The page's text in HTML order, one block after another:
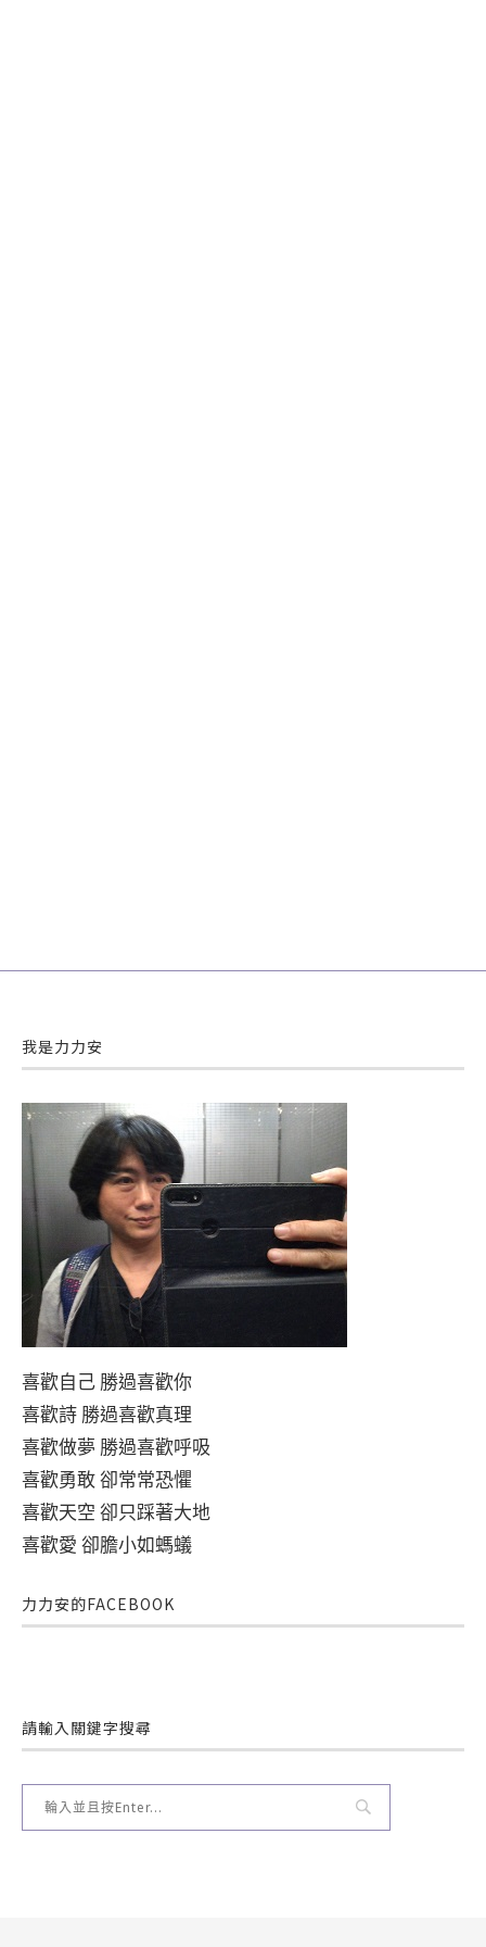
我是力力安
喜歡自己 勝過喜歡你
喜歡詩 勝過喜歡真理
喜歡做夢 勝過喜歡呼吸
喜歡勇敢 卻常常恐懼
喜歡天空 卻只踩著大地
喜歡愛 卻膽小如螞蟻
力力安的FACEBOOK
請輸入關鍵字搜尋